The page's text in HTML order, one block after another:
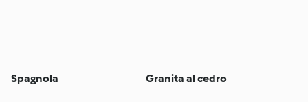
Spagnola Granita al cedro